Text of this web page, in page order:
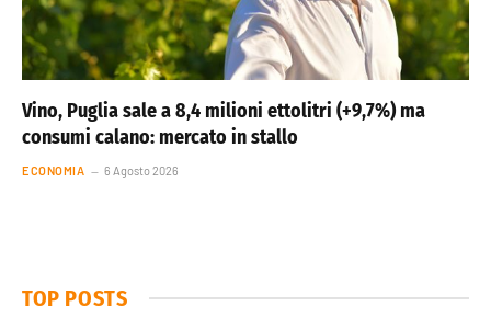
Vino, Puglia sale a 8,4 milioni ettolitri (+9,7%) ma
consumi calano: mercato in stallo
ECONOMIA 6 Agosto 2026
TOP POSTS